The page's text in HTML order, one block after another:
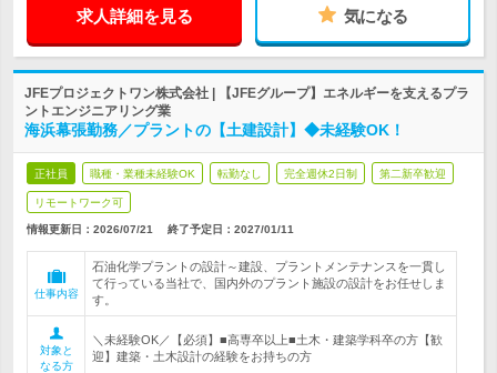
求人詳細を見る 気になる
JFEプロジェクトワン株式会社 | 【JFEグループ】エネルギーを支えるプラ
ントエンジニアリング業
海浜幕張勤務／プラントの【土建設計】◆未経験OK！
正社員 職種・業種未経験OK 転勤なし 完全週休2日制 第二新卒歓迎
リモートワーク可
情報更新日：2026/07/21 終了予定日： 2027/01/11
仕事内容
石油化学プラントの設計～建設、プラントメンテナンスを一貫し
て行っている当社で、国内外のプラント施設の設計をお任せしま
す。
対象と
なる方
＼未経験OK／【必須】■高専卒以上■土木・建築学科卒の方【歓
迎】建築・土木設計の経験をお持ちの方